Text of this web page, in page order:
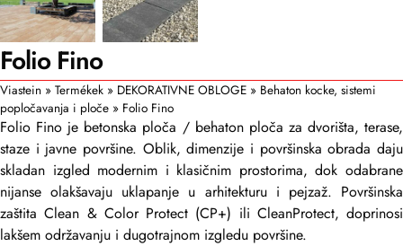
Folio Fino
Viastein » Termékek » DEKORATIVNE OBLOGE » Behaton kocke, sistemi
popločavanja i ploče » Folio Fino
Folio Fino je betonska ploča / behaton ploča za dvorišta, terase,
staze i javne površine. Oblik, dimenzije i površinska obrada daju
skladan izgled modernim i klasičnim prostorima, dok odabrane
nijanse olakšavaju uklapanje u arhitekturu i pejzaž. Površinska
zaštita Clean & Color Protect (CP+) ili CleanProtect, doprinosi
lakšem održavanju i dugotrajnom izgledu površine.